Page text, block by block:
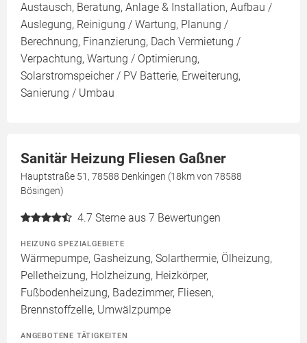
Austausch, Beratung, Anlage & Installation, Aufbau /
Auslegung, Reinigung / Wartung, Planung /
Berechnung, Finanzierung, Dach Vermietung /
Verpachtung, Wartung / Optimierung,
Solarstromspeicher / PV Batterie, Erweiterung,
Sanierung / Umbau
Sanitär Heizung Fliesen Gaßner
Hauptstraße 51, 78588 Denkingen (18km von 78588
Bösingen)
4.7 Sterne aus 7 Bewertungen
HEIZUNG SPEZIALGEBIETE
Wärmepumpe, Gasheizung, Solarthermie, Ölheizung,
Pelletheizung, Holzheizung, Heizkörper,
Fußbodenheizung, Badezimmer, Fliesen,
Brennstoffzelle, Umwälzpumpe
ANGEBOTENE TÄTIGKEITEN